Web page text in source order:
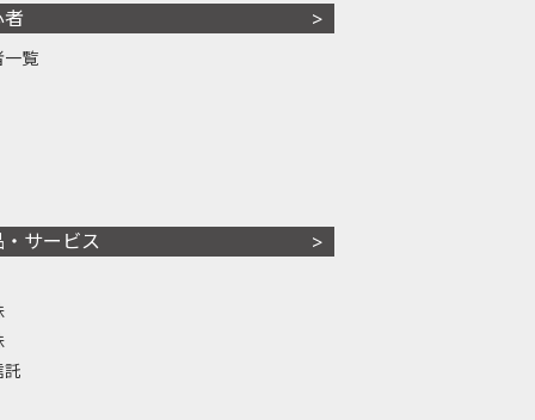
一覧
サービス
託